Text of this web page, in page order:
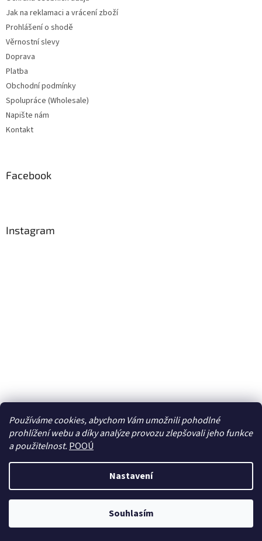
Používáme cookies, abychom Vám umožnili pohodlné
prohlížení webu a díky analýze provozu zlepšovali jeho funkce
a použitelnost. POOÚ
Nastavení
Souhlasím
Jak na reklamaci a vrácení zboží
Prohlášení o shodě
Věrnostní slevy
Doprava
Platba
Obchodní podmínky
Spolupráce (Wholesale)
Napište nám
Kontakt
Facebook
Instagram
Sledovat na Instagramu
Vytvořil Shoptet
BREBERKY.cz. Všechna práva vyhrazena.